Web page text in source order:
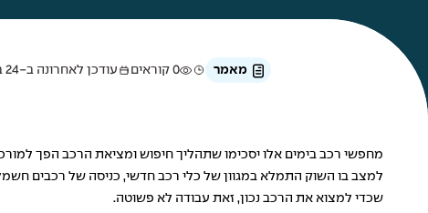
מאמר 0 קוראים עודכן לאחרונה ב-24 באפריל 2025
מחפשי רכב בימים אלו יסכימו שתהליך חיפוש ומציאת הרכב הפך
למצב בו השוק התמלא במגוון של כלי רכב חדשי, כניסה של רכבים
שכדי למצוא את הרכב נכון, זאת עבודה לא פשוטה.